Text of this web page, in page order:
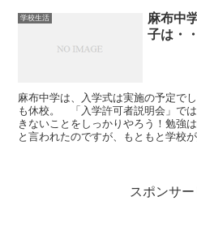
学校生活
麻布中
子は・
麻布中学は、入学式は実施の予定で
も休校。 「入学許可者説明会」で
きないことをしっかりやろう！勉強
と言われたのですが、もともと学校が
スポンサー